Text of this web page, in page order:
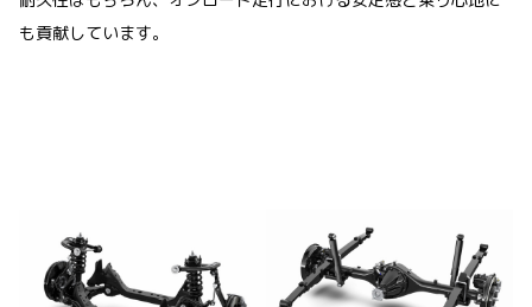
も貢献しています。